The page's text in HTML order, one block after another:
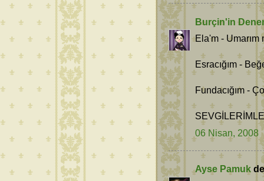
Burçin'in
Ela'm - Umarım
Esracığım -
Fundacığım -
06 Nisan, 2008
Ayse Pamuk